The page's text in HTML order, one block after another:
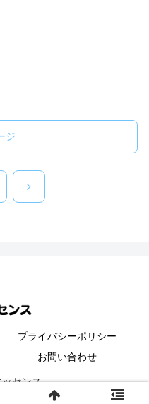
ジ
次
プライバシーポリシー
お問い合わせ
センス.